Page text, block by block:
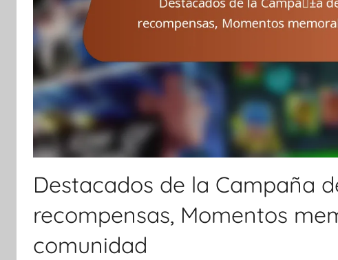
Destacados de la Campaña
recompensas, Momentos
comunidad